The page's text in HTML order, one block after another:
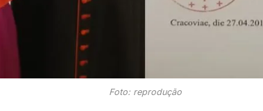
Foto: reprodução